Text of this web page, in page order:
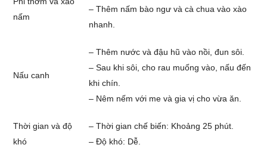
nấm
– Thêm nấm bào ngư và cà chua vào xào
nhanh.
Nấu canh
– Thêm nước và đậu hũ vào nồi, đun sôi.
– Sau khi sôi, cho rau muống vào, nấu đến
khi chín.
– Nêm nếm với me và gia vị cho vừa ăn.
Thời gian và độ
khó
– Thời gian chế biến: Khoảng 25 phút.
– Độ khó: Dễ.